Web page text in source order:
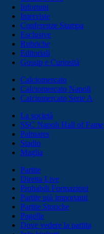
Infortuni
Interviste
Conferenze Stampa
Esclusive
Rubriche
Editoriali
Gossip e Curiosità
Calciomercato
Calciomercato Napoli
Calciomercato Serie A
La società
SSC Napoli Hall of Fame
Palmares
Stadio
Maglia
Partite
Diretta Live
Probabili Formazioni
Partite più importanti
Partite Storiche
Pagelle
Dove vedere la partita